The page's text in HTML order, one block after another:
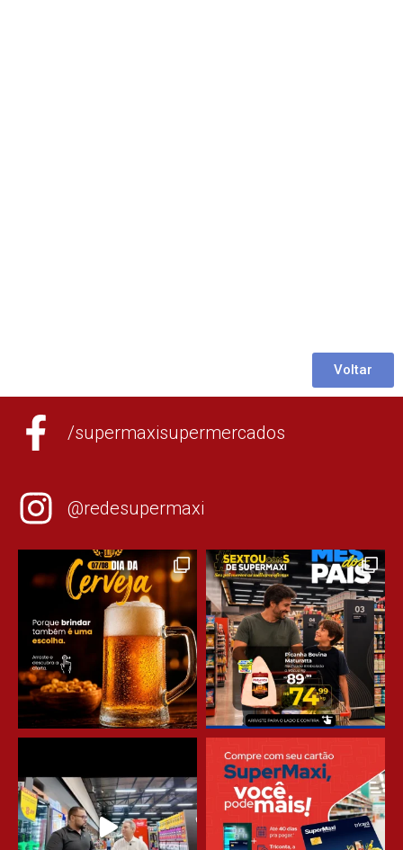
Voltar
/supermaxisupermercados
@redesupermaxi